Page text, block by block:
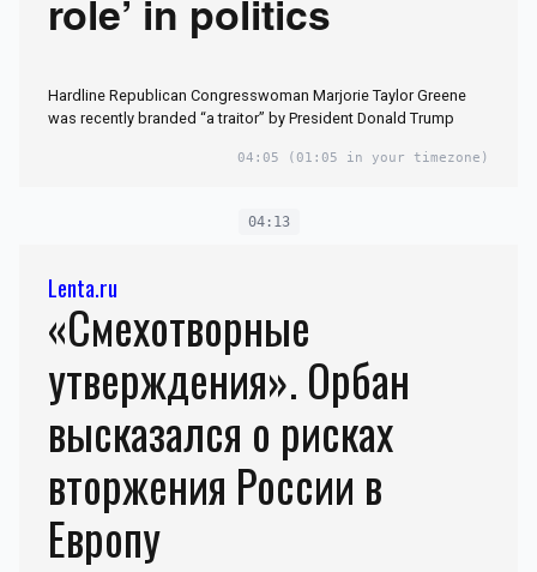
role’ in politics
Hardline Republican Congresswoman Marjorie Taylor Greene
was recently branded “a traitor” by President Donald Trump
04:05 (01:05 in your timezone)
04:13
Lenta.ru
«Смехотворные
утверждения». Орбан
высказался о рисках
вторжения России в
Европу